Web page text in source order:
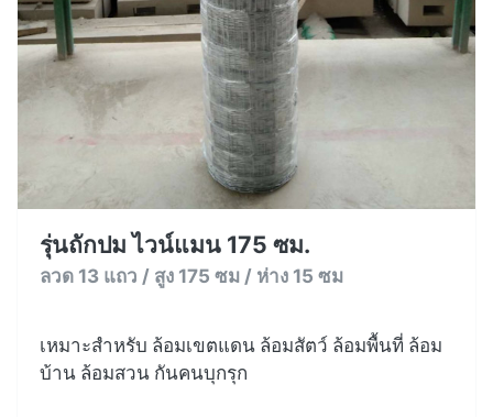
รุ่นถักปม ไวน์แมน 175 ซม.
ลวด 13 แถว / สูง 175 ซม / ห่าง 15 ซม
เหมาะสำหรับ ล้อมเขตแดน ล้อมสัตว์ ล้อมพื้นที่ ล้อม
บ้าน ล้อมสวน กันคนบุกรุก